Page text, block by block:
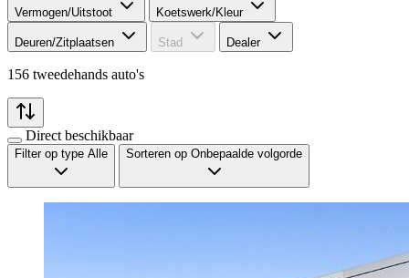
Vermogen/Uitstoot​ Koetswerk/Kleur​
Deuren/Zitplaatsen​ Stad Dealer
156 tweedehands auto's
Direct beschikbaar
Filter op type Alle Sorteren op Onbepaalde volgorde